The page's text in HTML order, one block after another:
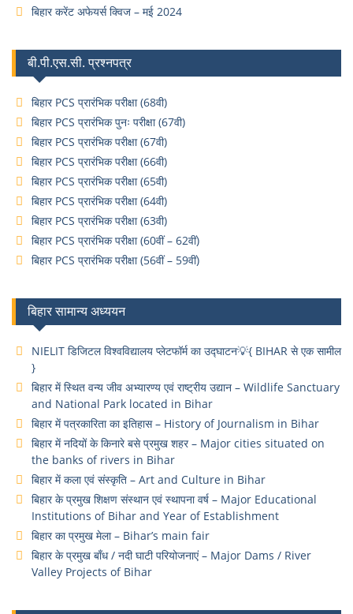
बिहार करेंट अफेयर्स क्विज – मई 2024
बी.पी.एस.सी. प्रश्नपत्र
बिहार PCS प्रारंभिक परीक्षा (68वी)
बिहार PCS प्रारंभिक पुनः परीक्षा (67वी)
बिहार PCS प्रारंभिक परीक्षा (67वी)
बिहार PCS प्रारंभिक परीक्षा (66वी)
बिहार PCS प्रारंभिक परीक्षा (65वी)
बिहार PCS प्रारंभिक परीक्षा (64वी)
बिहार PCS प्रारंभिक परीक्षा (63वी)
बिहार PCS प्रारंभिक परीक्षा (60वीं – 62वीं)
बिहार PCS प्रारंभिक परीक्षा (56वीं – 59वीं)
बिहार सामान्य अध्ययन
NIELIT डिजिटल विश्वविद्यालय प्लेटफॉर्म का उद्घाटन💡{ BIHAR से एक सामील
}
बिहार में स्थित वन्य जीव अभ्यारण्य एवं राष्ट्रीय उद्यान – Wildlife Sanctuary
and National Park located in Bihar
बिहार में पत्रकारिता का इतिहास – History of Journalism in Bihar
बिहार में नदियों के किनारे बसे प्रमुख शहर – Major cities situated on
the banks of rivers in Bihar
बिहार में कला एवं संस्कृति – Art and Culture in Bihar
बिहार के प्रमुख शिक्षण संस्थान एवं स्थापना वर्ष – Major Educational
Institutions of Bihar and Year of Establishment
बिहार का प्रमुख मेला – Bihar’s main fair
बिहार के प्रमुख बाँध / नदी घाटी परियोजनाएं – Major Dams / River
Valley Projects of Bihar